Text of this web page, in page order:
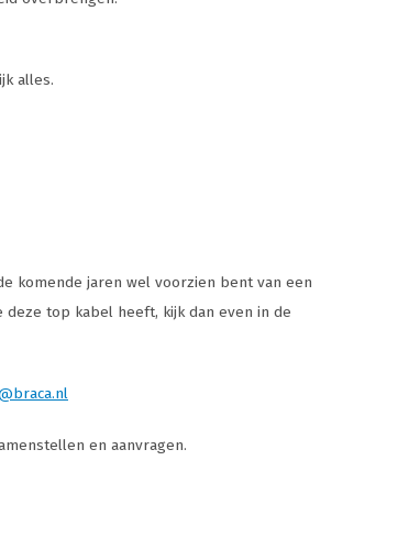
alles.
komende jaren wel voorzien bent van een
top kabel heeft, kijk dan even in de
en aanvragen.